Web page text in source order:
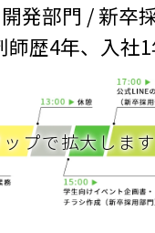
発部門 / 新卒
師歴4年、入社1